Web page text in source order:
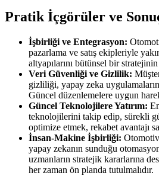
Pratik İçgörüler ve
İşbirliği ve Entegrasyon:
pazarlama ve satış ekipleriyle
altyapılarını bütünsel bir
Veri Güvenliği ve Gizlilik:
gizliliği, yapay zeka
Güncel düzenlemelere uygun
Güncel Teknolojilere Yatırım:
teknolojilerini takip edip, sürekli
optimize etmek, rekabet avantajı
İnsan-Makine İşbirliği:
yapay zekanın sunduğu
uzmanların stratejik kararlarına
her zaman ön planda tutulmalıdır.